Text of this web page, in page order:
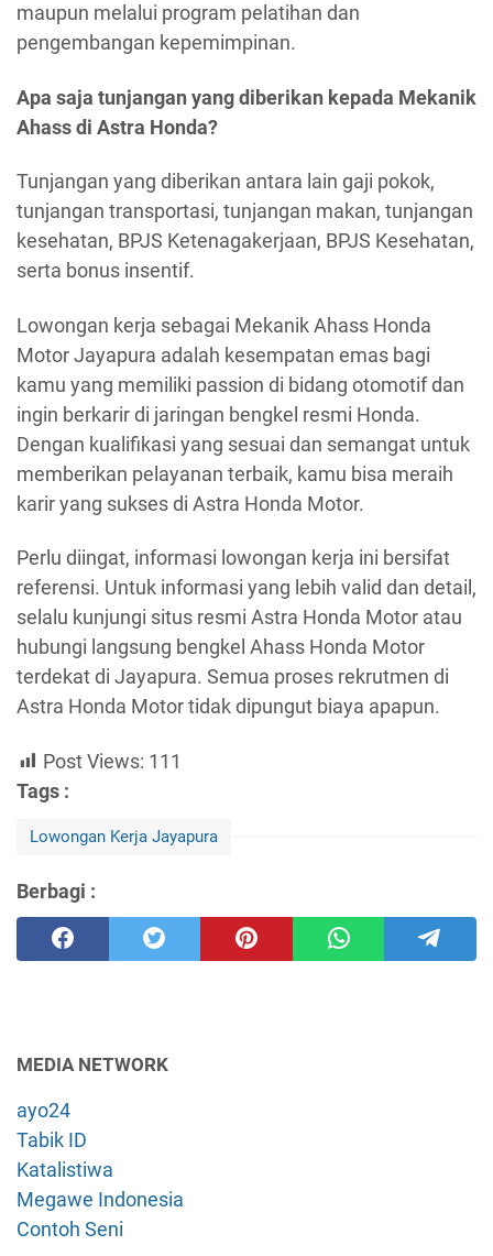
maupun melalui program pelatihan dan
pengembangan kepemimpinan.
Apa saja tunjangan yang diberikan kepada Mekanik
Ahass di Astra Honda?
Tunjangan yang diberikan antara lain gaji pokok,
tunjangan transportasi, tunjangan makan, tunjangan
kesehatan, BPJS Ketenagakerjaan, BPJS Kesehatan,
serta bonus insentif.
Lowongan kerja sebagai Mekanik Ahass Honda
Motor Jayapura adalah kesempatan emas bagi
kamu yang memiliki passion di bidang otomotif dan
ingin berkarir di jaringan bengkel resmi Honda.
Dengan kualifikasi yang sesuai dan semangat untuk
memberikan pelayanan terbaik, kamu bisa meraih
karir yang sukses di Astra Honda Motor.
Perlu diingat, informasi lowongan kerja ini bersifat
referensi. Untuk informasi yang lebih valid dan detail,
selalu kunjungi situs resmi Astra Honda Motor atau
hubungi langsung bengkel Ahass Honda Motor
terdekat di Jayapura. Semua proses rekrutmen di
Astra Honda Motor tidak dipungut biaya apapun.
Post Views: 111
Tags :
Lowongan Kerja Jayapura
Berbagi :
MEDIA NETWORK
ayo24
Tabik ID
Katalistiwa
Megawe Indonesia
Contoh Seni